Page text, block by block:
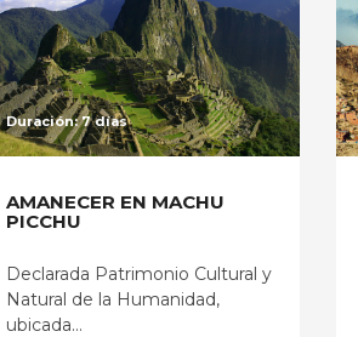
Duración: 7 días
AMANECER EN MACHU
PICCHU
Declarada Patrimonio Cultural y
Natural de la Humanidad,
ubicada...